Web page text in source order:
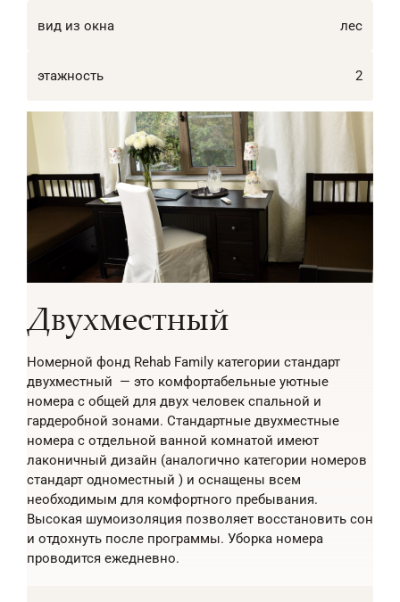
вид из окна лес
этажность 2
Двухместный
Номерной фонд Rehab Family категории стандарт
двухместный — это комфортабельные уютные
номера с общей для двух человек спальной и
гардеробной зонами. Стандартные двухместные
номера с отдельной ванной комнатой имеют
лаконичный дизайн (аналогично категории номеров
стандарт одноместный ) и оснащены всем
необходимым для комфортного пребывания.
Высокая шумоизоляция позволяет восстановить сон
и отдохнуть после программы. Уборка номера
проводится ежедневно.